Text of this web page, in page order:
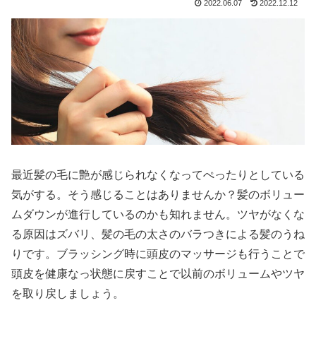
2022.06.07 2022.12.12
最近髪の毛に艶が感じられなくなってぺったりとしている
気がする。そう感じることはありませんか？髪のボリュー
ムダウンが進行しているのかも知れません。ツヤがなくな
る原因はズバリ、髪の毛の太さのバラつきによる髪のうね
りです。ブラッシング時に頭皮のマッサージも行うことで
頭皮を健康なっ状態に戻すことで以前のボリュームやツヤ
を取り戻しましょう。